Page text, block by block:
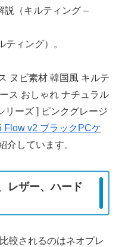
説（キルティング –
ティング）。
ヌビ素材 韓国風 キルテ
ス おしゃれ ナチュラル
リーズ ] ピンクグレージ
Flow v2 ブラックPCケ
介しています。
レザー、ハード
較されるのはネオプレ